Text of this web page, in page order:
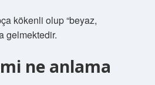
kökenli olup “beyaz,
gelmektedir.
ne anlama